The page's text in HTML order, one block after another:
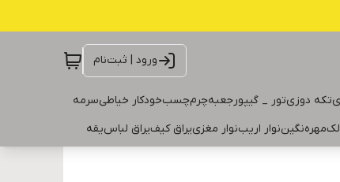
ورود | ثبت‌نام
تکه دوزیتور _ گیپورجعبهچرمچسبخودکار خیاطیسرمه
مهرهنگیننوار اریبنوار مغزییراق کیفیراق لباسیقه